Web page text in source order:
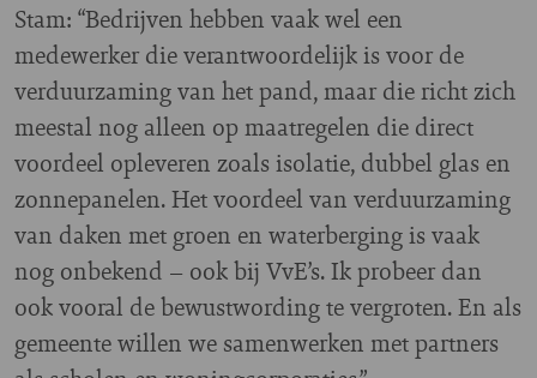
Stam: “Bedrijven hebben vaak wel een
medewerker die verantwoordelijk is voor de
verduurzaming van het pand, maar die richt zich
meestal nog alleen op maatregelen die direct
voordeel opleveren zoals isolatie, dubbel glas en
zonnepanelen. Het voordeel van verduurzaming
van daken met groen en waterberging is vaak
nog onbekend – ook bij VvE’s. Ik probeer dan
ook vooral de bewustwording te vergroten. En als
gemeente willen we samenwerken met partners